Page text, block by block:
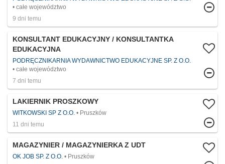
całe województwo
9 dni temu
KONSULTANT EDUKACYJNY / KONSULTANTKA
EDUKACYJNA
PODRĘCZNIKARNIA WYDAWNICTWO EDUKACYJNE SP. Z O.O.
całe województwo
7 dni temu
LAKIERNIK PROSZKOWY
WITKOWSKI SP Z O.O.
Pruszków
11 dni temu
MAGAZYNIER / MAGAZYNIERKA Z UDT
OK JOB SP. Z O.O.
Pruszków